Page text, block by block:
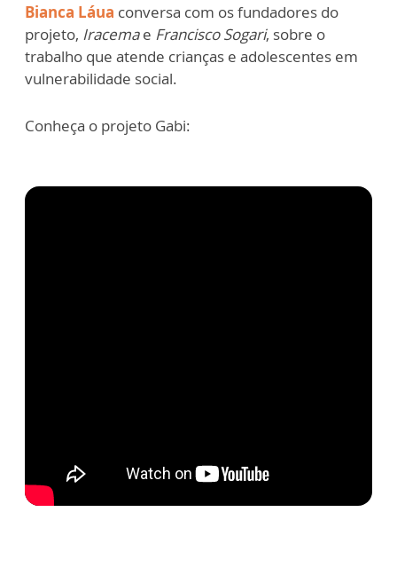
Bianca Láua conversa com os fundadores do
projeto, Iracemae Francisco Sogari, sobre o
trabalho que atende crianças e adolescentes em
vulnerabilidade social.
Conheça o projeto Gabi: